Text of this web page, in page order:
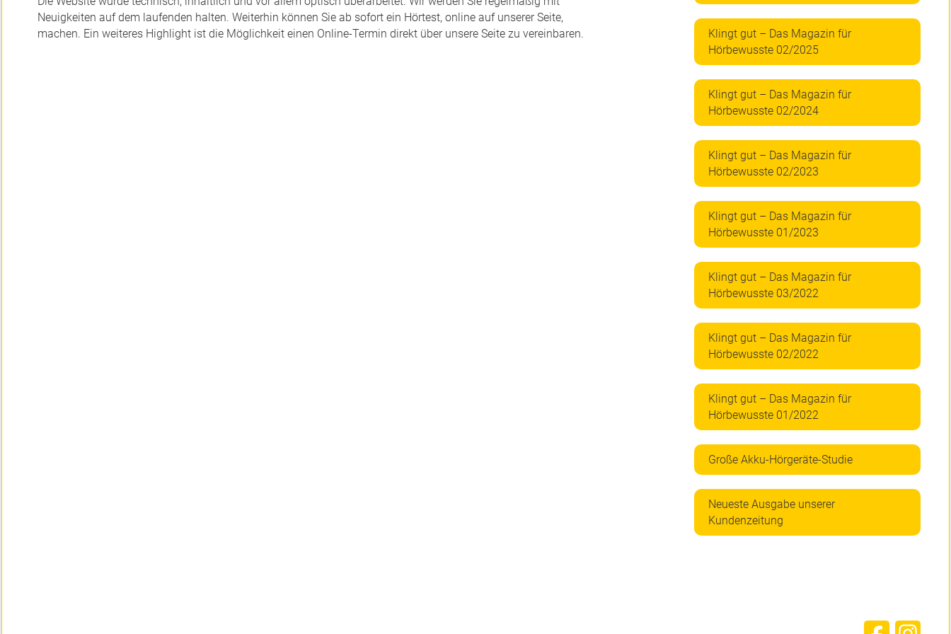
Neuigkeiten auf dem laufenden halten. Weiterhin können Sie ab sofort ein Hörtest, online auf unserer Seite,
machen. Ein weiteres Highlight ist die Möglichkeit einen Online-Termin direkt über unsere Seite zu vereinbaren.
Klingt gut – Das Magazin für
Hörbewusste 02/2025
Klingt gut – Das Magazin für
Hörbewusste 02/2024
Klingt gut – Das Magazin für
Hörbewusste 02/2023
Klingt gut – Das Magazin für
Hörbewusste 01/2023
Klingt gut – Das Magazin für
Hörbewusste 03/2022
Klingt gut – Das Magazin für
Hörbewusste 02/2022
Klingt gut – Das Magazin für
Hörbewusste 01/2022
Große Akku-Hörgeräte-Studie
Neueste Ausgabe unserer
Kundenzeitung